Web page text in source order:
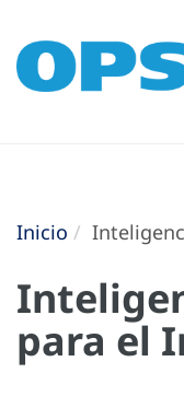
Inicio
para el